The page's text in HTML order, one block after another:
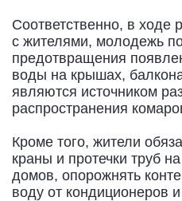
Соответственно, в ходе
с жителями, молодежь
предотвращения
воды на крышах,
являются источником
распространения
Кроме того, жители
краны и протечки труб
домов, опорожнять
воду от кондиционеров